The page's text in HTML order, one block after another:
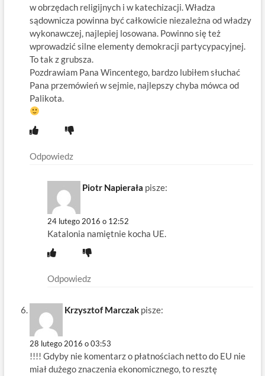
w obrzędach religijnych i w katechizacji. Władza
sądownicza powinna być całkowicie niezależna od władzy
wykonawczej, najlepiej losowana. Powinno się też
wprowadzić silne elementy demokracji partycypacyjnej.
To tak z grubsza.
Pozdrawiam Pana Wincentego, bardzo lubiłem słuchać
Pana przemówień w sejmie, najlepszy chyba mówca od
Palikota.
Odpowiedz
Piotr Napierała pisze:
24 lutego 2016 o 12:52
Katalonia namiętnie kocha UE.
Odpowiedz
Krzysztof Marczak pisze:
28 lutego 2016 o 03:53
!!!! Gdyby nie komentarz o płatnościach netto do EU nie
miał dużego znaczenia ekonomicznego, to resztę